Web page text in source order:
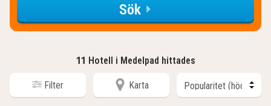
Sök
11 Hotell i Medelpad hittades
Filter Karta